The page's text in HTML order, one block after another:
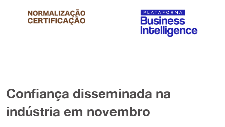
Confiança disseminada na
indústria em novembro